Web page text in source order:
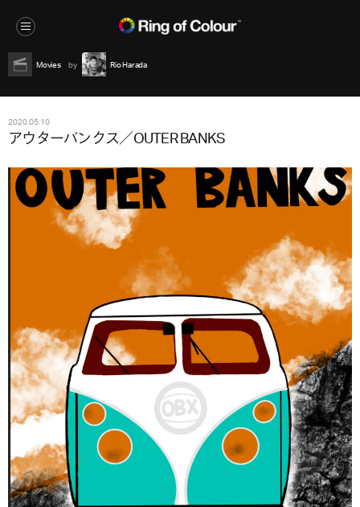
Movies Rio Harada
2020.05.10
アウターバンクス／OUTER BANKS